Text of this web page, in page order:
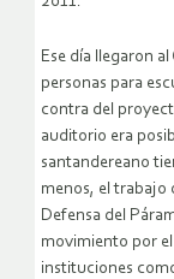
Ese día llegaron
personas para
contra del
auditorio era
santandereano
menos, el trabajo
Defensa del
movimiento por
instituciones